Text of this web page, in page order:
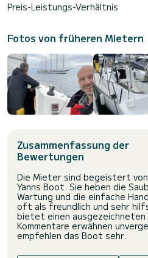
Preis-Leistungs-Verhältnis
Fotos von früheren Mietern
Zusammenfassung der
Bewertungen
Die Mieter sind begeistert
Yanns Boot. Sie heben die
Wartung und die einfache
oft als freundlich und sehr
bietet einen ausgezeichneten
Kommentare erwähnen
empfehlen das Boot sehr.